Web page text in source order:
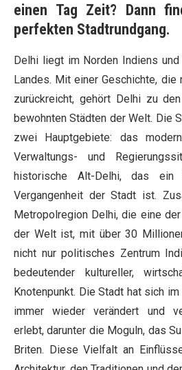
einen Tag Zeit? Dann
perfekten Stadtrundgang.
Delhi liegt im Norden Indiens
Landes. Mit einer Geschichte, die
zurückreicht, gehört Delhi zu
bewohnten Städten der Welt. Die
zwei Hauptgebiete: das
Verwaltungs- und
historische Alt-Delhi, das ein
Vergangenheit der Stadt ist.
Metropolregion Delhi, die eine
der Welt ist, mit über 30
nicht nur politisches Zentrum
bedeutender kultureller,
Knotenpunkt. Die Stadt hat sich
immer wieder verändert und
erlebt, darunter die Moguln, das
Briten. Diese Vielfalt an